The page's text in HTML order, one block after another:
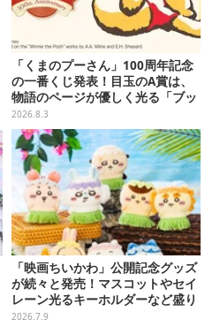
「くまのプーさん」100周年記念
の一番くじ発表！目玉のA賞は、
物語のページが優しく光る「ブッ
クシェイプドライト」
2026.8.3
「映画ちいかわ」公開記念グッズ
が続々と発売！マスコットやセイ
レーン光るキーホルダーなど盛り
沢山、ノベルティ3種も用意
2026.7.9